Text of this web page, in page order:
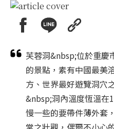
芙蓉洞&nbsp;位於重慶
的景點，素有中國最美
方、世界最好遊覽洞穴
&nbsp;洞內溫度恆溫在
慢一些的要帶件薄外套